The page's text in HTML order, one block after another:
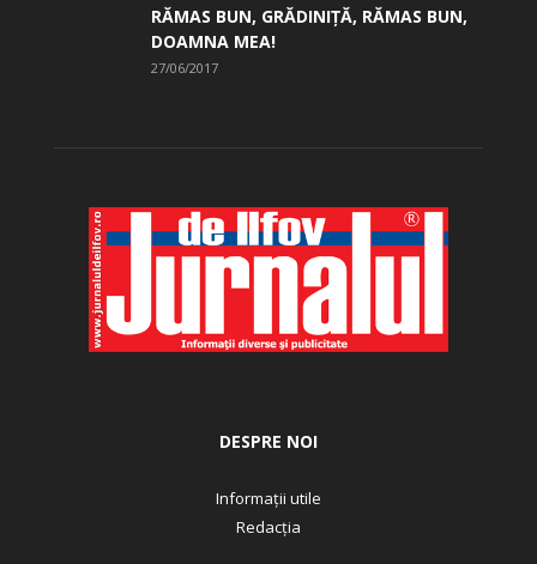
RĂMAS BUN, GRĂDINIŢĂ, ­RĂMAS BUN,
DOAMNA MEA!
27/06/2017
DESPRE NOI
Informații utile
Redacția